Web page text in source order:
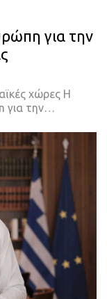
για την
χώρες Η
για την…